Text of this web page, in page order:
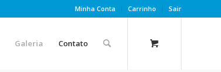
Minha Conta Carrinho Sair
Galeria Contato